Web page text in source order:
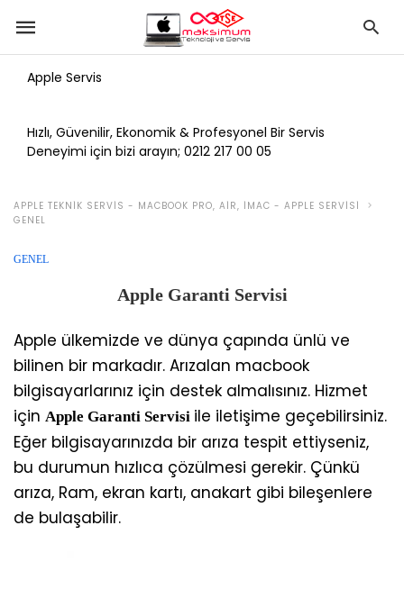
Apple Servis
Hızlı, Güvenilir, Ekonomik & Profesyonel Bir Servis
Deneyimi için bizi arayın; 0212 217 00 05
APPLE TEKNIK SERVIS - MACBOOK PRO, AIR, IMAC - APPLE SERVISI
GENEL
GENEL
Apple Garanti Servisi
Apple ülkemizde ve dünya çapında ünlü ve
bilinen bir markadır. Arızalan macbook
bilgisayarlarınız için destek almalısınız. Hizmet
için Apple Garanti Servisi ile iletişime geçebilirsiniz.
Eğer bilgisayarınızda bir arıza tespit ettiyseniz,
bu durumun hızlıca çözülmesi gerekir. Çünkü
arıza, Ram, ekran kartı, anakart gibi bileşenlere
de bulaşabilir.